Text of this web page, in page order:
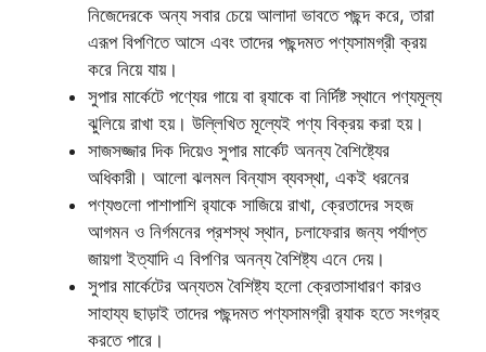
নিজেদেরকে অন্য সবার চেয়ে আলাদা ভাবতে পছন্দ করে, তারা
এরূপ বিপণিতে আসে এবং তাদের পছন্দমত পণ্যসামগ্রী ক্রয়
করে নিয়ে যায়।
সুপার মার্কেটে পণ্যের গায়ে বা র‌্যাকে বা নির্দিষ্ট স্থানে পণ্যমূল্য
ঝুলিয়ে রাখা হয়। উল্লিখিত মূল্যেই পণ্য বিক্রয় করা হয়।
সাজসজ্জার দিক দিয়েও সুপার মার্কেট অনন্য বৈশিষ্ট্যের
অধিকারী। আলো ঝলমল বিন্যাস ব্যবস্থা, একই ধরনের
পণ্যগুলো পাশাপাশি র‌্যাকে সাজিয়ে রাখা, ক্রেতাদের সহজ
আগমন ও নির্গমনের প্রশস্থ স্থান, চলাফেরার জন্য পর্যাপ্ত
জায়গা ইত্যাদি এ বিপণির অনন্য বৈশিষ্ট্য এনে দেয়।
সুপার মার্কেটের অন্যতম বৈশিষ্ট্য হলো ক্রেতাসাধারণ কারও
সাহায্য ছাড়াই তাদের পছন্দমত পণ্যসামগ্রী র‌্যাক হতে সংগ্রহ
করতে পারে।